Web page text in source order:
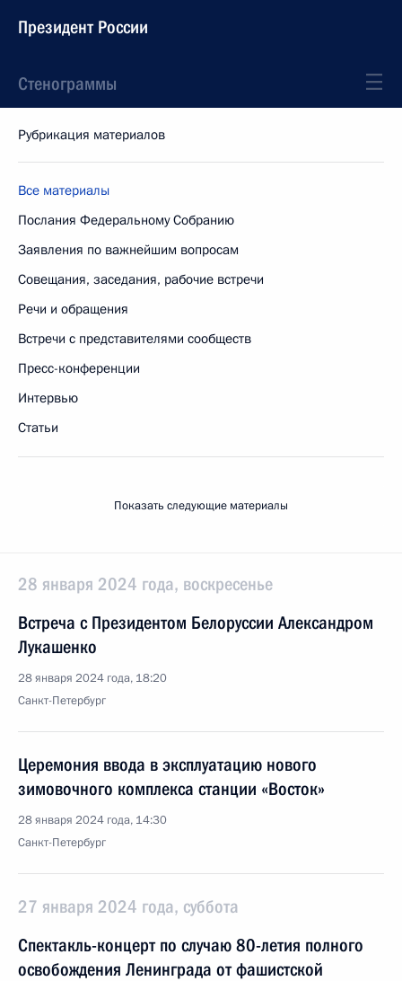
Президент России
Стенограммы
Рубрикация материалов
Все материалы
Послания Федеральному Собранию
Заявления по важнейшим вопросам
Совещания, заседания, рабочие встречи
Речи и обращения
Встречи с представителями сообществ
Пресс-конференции
Интервью
Статьи
Показать следующие материалы
28 января 2024 года, воскресенье
Встреча с Президентом Белоруссии Александром
Лукашенко
28 января 2024 года, 18:20
Санкт-Петербург
Церемония ввода в эксплуатацию нового
зимовочного комплекса станции «Восток»
28 января 2024 года, 14:30
Санкт-Петербург
27 января 2024 года, суббота
Спектакль-концерт по случаю 80-летия полного
освобождения Ленинграда от фашистской